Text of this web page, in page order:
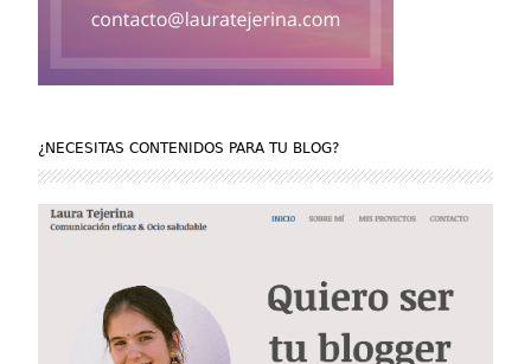
¿NECESITAS CONTENIDOS PARA TU BLOG?